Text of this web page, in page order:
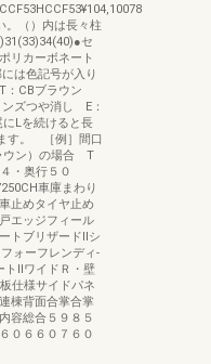
（）内は長々柱
セ
リカーボネート
は色記号が入り
：CBブラウン
ズつや消し E：
Lを続けると長
す。 ［例］間口
ウン）の場合 T
・奥行５０
車庫まわり
止めタイヤ止め
エッジフィール
トブリザードⅡシ
ォーフレンディ-
トⅡワイドＲ・壁
仕様サイドパネ
棟背面合掌合掌
容総合５９８５
０６６０７６０